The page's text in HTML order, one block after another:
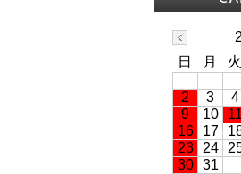
日
月 火
2
3 4
9
10 11
16
17
23
24
30
31